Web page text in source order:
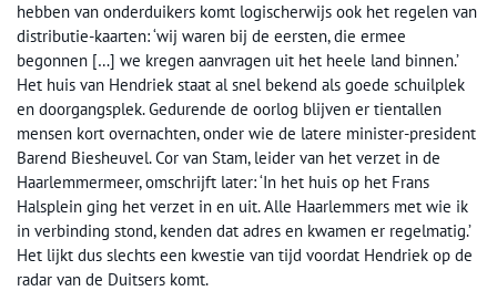
hebben van onderduikers komt logischerwijs ook het regelen van
distributie-kaarten: ‘wij waren bij de eersten, die ermee
begonnen […] we kregen aanvragen uit het heele land binnen.’
Het huis van Hendriek staat al snel bekend als goede schuilplek
en doorgangsplek. Gedurende de oorlog blijven er tientallen
mensen kort overnachten, onder wie de latere minister-president
Barend Biesheuvel. Cor van Stam, leider van het verzet in de
Haarlemmermeer, omschrijft later: ‘In het huis op het Frans
Halsplein ging het verzet in en uit. Alle Haarlemmers met wie ik
in verbinding stond, kenden dat adres en kwamen er regelmatig.’
Het lijkt dus slechts een kwestie van tijd voordat Hendriek op de
radar van de Duitsers komt.